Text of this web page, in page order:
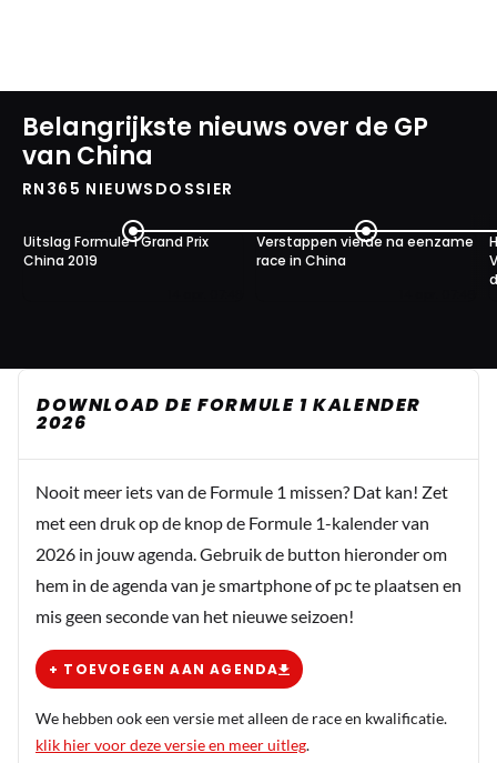
Belangrijkste nieuws over de GP
van China
RN365 NIEUWSDOSSIER
Uitslag Formule 1 Grand Prix
China 2019
Verstappen vierde na eenzame
race in China
DOWNLOAD DE FORMULE 1 KALENDER
2026
Nooit meer iets van de Formule 1 missen? Dat kan! Zet
met een druk op de knop de Formule 1-kalender van
2026 in jouw agenda. Gebruik de button hieronder om
hem in de agenda van je smartphone of pc te plaatsen en
mis geen seconde van het nieuwe seizoen!
+ TOEVOEGEN AAN AGENDA
We hebben ook een versie met alleen de race en kwalificatie.
klik hier voor deze versie en meer uitleg.